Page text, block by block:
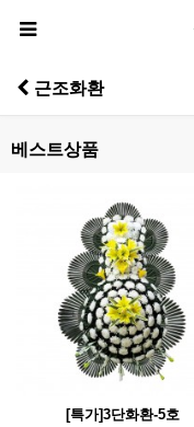
근조화환
베스트상품
[특가]3단화환-5호